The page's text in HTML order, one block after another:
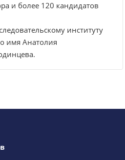
и более 120 кандидатов
институту
имя Анатолия